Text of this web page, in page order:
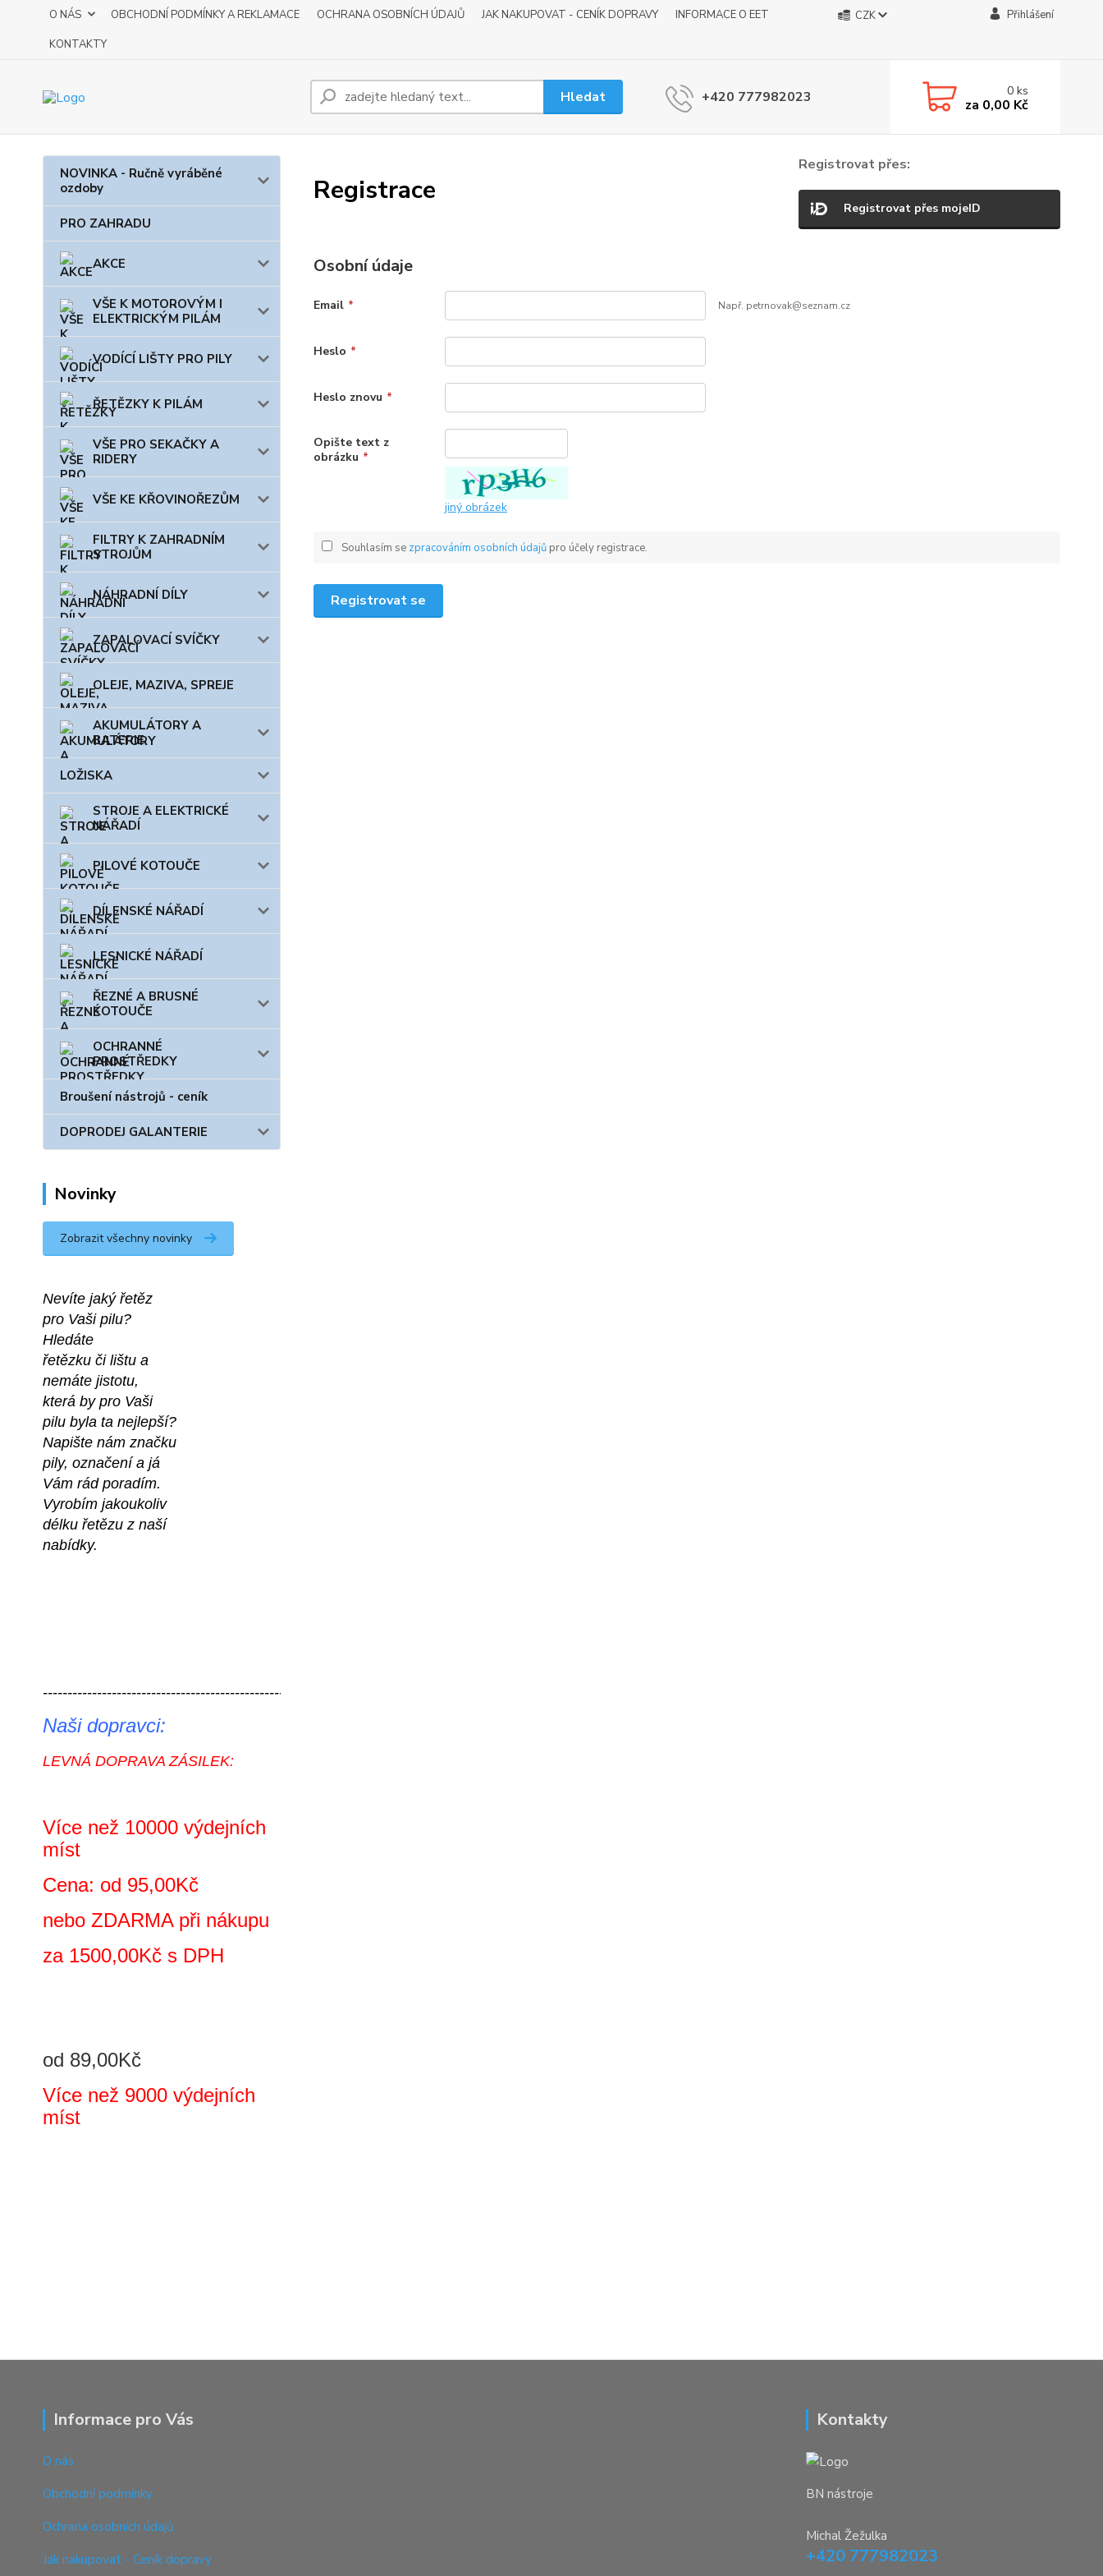
O NÁS OBCHODNÍ PODMÍNKY A REKLAMACE OCHRANA OSOBNÍCH ÚDAJŮ JAK NAKUPOVAT - CENÍK DOPRAVY
INFORMACE O EET
KONTAKTY
CZK Přihlášení
Hledat +420 777982023 0ks
za 0,00 Kč
NOVINKA - Ručně vyráběné
ozdoby
PRO ZAHRADU
AKCE
VŠE K MOTOROVÝM I
ELEKTRICKÝM PILÁM
VODÍCÍ LIŠTY PRO PILY
ŘETĚZKY K PILÁM
VŠE PRO SEKAČKY A
RIDERY
VŠE KE KŘOVINOŘEZŮM
FILTRY K ZAHRADNÍM
STROJŮM
NÁHRADNÍ DÍLY
ZAPALOVACÍ SVÍČKY
OLEJE, MAZIVA, SPREJE
AKUMULÁTORY A
BATERIE
LOŽISKA
STROJE A ELEKTRICKÉ
NÁŘADÍ
PILOVÉ KOTOUČE
DÍLENSKÉ NÁŘADÍ
LESNICKÉ NÁŘADÍ
ŘEZNÉ A BRUSNÉ
KOTOUČE
OCHRANNÉ
PROSTŘEDKY
Broušení nástrojů - ceník
DOPRODEJ GALANTERIE
Novinky
Zobrazit všechny novinky
Nevíte jaký řetěz
pro Vaši pilu?
Hledáte
řetězku či lištu a
nemáte jistotu,
která by pro Vaši
pilu byla ta nejlepší?
Napište nám značku
pily, označení a já
Vám rád poradím.
Vyrobím jakoukoliv
délku řetězu z naší
nabídky.
-----------------------------------------------------------
Naši dopravci:
LEVNÁ DOPRAVA ZÁSILEK:
Více než 10000 výdejních
míst
Cena: od 95,00Kč
nebo ZDARMA při nákupu
za 1500,00Kč s DPH
od 89,00Kč
Více než 9000 výdejních
míst
Registrace
Registrovat přes:
Registrovat přes mojeID
Osobní údaje
Email * Např. petrnovak@seznam.cz
Heslo *
Heslo znovu *
Opište text z
obrázku *
jiný obrázek
Souhlasím se zpracováním osobních údajůpro účely registrace.
Registrovat se
Informace pro Vás
O nás
Obchodní podmínky
Ochrana osobních údajů
Jak nakupovat - Ceník dopravy
Kontakty
BN nástroje
Michal Žežulka
+420 777982023